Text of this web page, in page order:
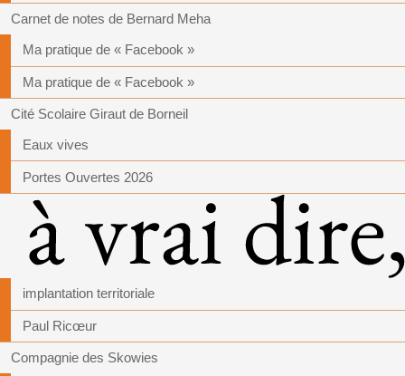
Carnet de notes de Bernard Meha
Ma pratique de « Facebook »
Ma pratique de « Facebook »
Cité Scolaire Giraut de Borneil
Eaux vives
Portes Ouvertes 2026
implantation territoriale
Paul Ricœur
Compagnie des Skowies